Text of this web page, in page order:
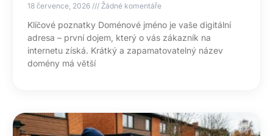
18 července, 2026 Žádné komentáře
Klíčové poznatky Doménové jméno je vaše digitální
adresa – první dojem, který o vás zákazník na
internetu získá. Krátký a zapamatovatelný název
domény má větší